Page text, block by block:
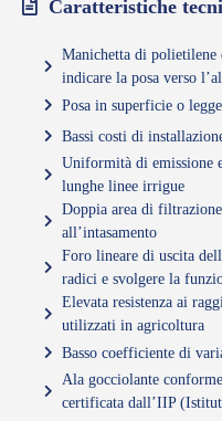
goccia ravvicinati, è una
caratteristiche del packaging
pratico, soprattutto per la
Caratteristiche
Manichetta di polietilene
indicare la posa verso
Posa in superficie o
Bassi costi di
Uniformità di emissione
lunghe linee irrigue
Doppia area di
all’intasamento
Foro lineare di uscita
radici e svolgere la
Elevata resistenza ai
utilizzati in agricoltura
Basso coefficiente di
Ala gocciolante
certificata dall’IIP